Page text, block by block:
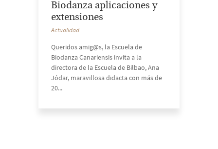
Biodanza aplicaciones y
extensiones
Actualidad
Queridos amig@s, la Escuela de
Biodanza Canariensis invita a la
directora de la Escuela de Bilbao, Ana
Jódar, maravillosa didacta con más de
20...